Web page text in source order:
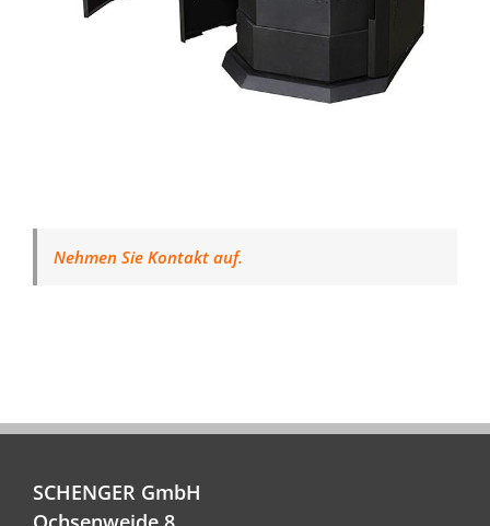
Nehmen Sie Kontakt auf.
SCHENGER GmbH